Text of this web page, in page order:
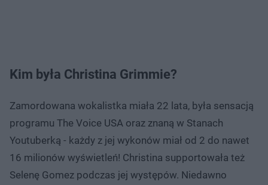
Kim była Christina Grimmie?
Zamordowana wokalistka miała 22 lata, była sensacją
programu The Voice USA oraz znaną w Stanach
Youtuberką - każdy z jej wykonów miał od 2 do nawet
16 milionów wyświetleń! Christina supportowała też
Selenę Gomez podczas jej występów. Niedawno